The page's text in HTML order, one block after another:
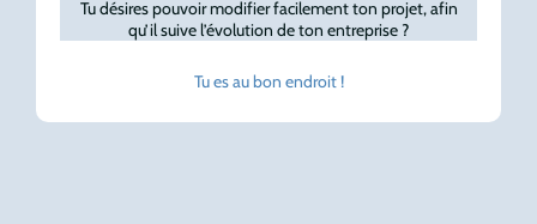
Tu désires pouvoir modifier facilement ton projet, afin
qu’il suive l’évolution de ton entreprise ?
Tu es au bon endroit !